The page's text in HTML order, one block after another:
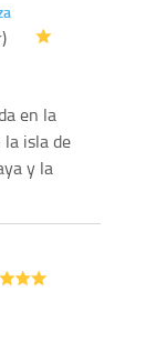
en la
isla de
y la